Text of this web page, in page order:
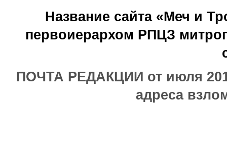
Название сайта «Меч и
первоиерархом РПЦЗ
ПОЧТА РЕДАКЦИИ от июля
адреса